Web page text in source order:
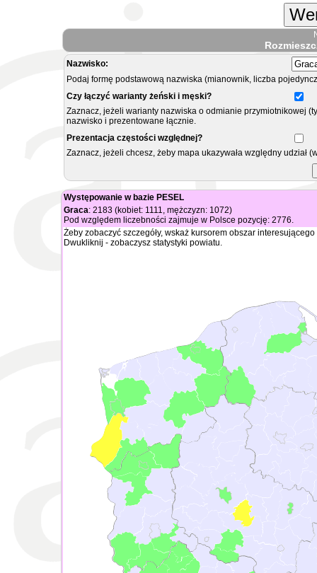
Nazwisko:
Podaj formę podstawową nazwiska (mianownik, liczba
Czy łączyć warianty żeński i męski?
Zaznacz, jeżeli warianty nazwiska o odmianie przymiotnikowej
nazwisko i prezentowane łącznie.
Prezentacja częstości względnej?
Zaznacz, jeżeli chcesz, żeby mapa ukazywała względny
Występowanie w bazie PESEL
Graca: 2183 (kobiet: 1111, mężczyzn: 1072)
Pod względem liczebności zajmuje w Polsce pozycję: 2776.
Żeby zobaczyć szczegóły, wskaż kursorem obszar
Dwukliknij - zobaczysz statystyki powiatu.